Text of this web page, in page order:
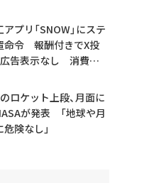
プリ「SNOW」にステ
命令 報酬付きでX投
広告表示なし 消費者
ロケット上段、月面に
が発表 「地球や月
険なし」